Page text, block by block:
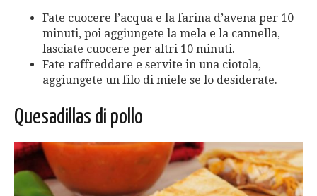
Fate cuocere l’acqua e la farina d’avena per 10
minuti, poi aggiungete la mela e la cannella,
lasciate cuocere per altri 10 minuti.
Fate raffreddare e servite in una ciotola,
aggiungete un filo di miele se lo desiderate.
Quesadillas di pollo